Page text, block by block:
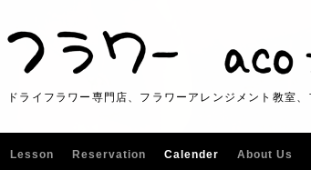
ドライフラワー専門店、フラワーアレンジメント教室
Lesson Reservation Calender About Us